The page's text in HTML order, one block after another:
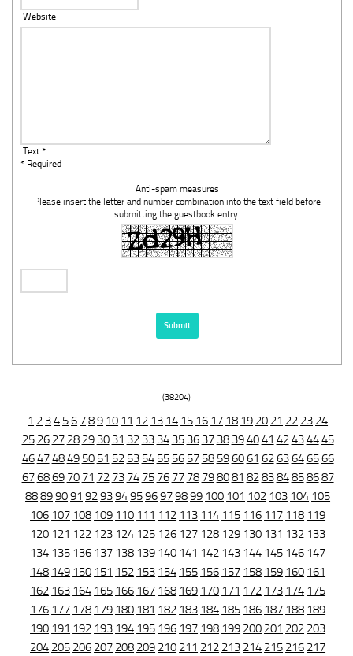
Website
Text *
* Required
Anti-spam measures
Please insert the letter and number combination into the text field before
submitting the guestbook entry.
(38204)
1 2 34 56 789 10 11 12 13 14 15 16 17 18 19 20 21 22 23 24
25 26 27 28 29 30 31 32 33 34 35 36 37 38 394041 42434445
46474849 50 51 52 53 54 55 56 57 58 596061 6263646566
676869 70 71 72 73 74 75 76 77 78 798081 828384858687
88899091 9293949596979899 100 101 102 103 104 105
106 107 108 109 110 111 112 113 114 115 116 117 118 119
120 121 122 123 124 125 126 127 128 129 130 131 132 133
134 135 136 137 138 139 140 141 142 143 144 145 146 147
148 149 150 151 152 153 154 155 156 157 158 159 160 161
162 163 164 165 166 167 168 169 170 171 172 173 174 175
176 177 178 179 180 181 182 183 184 185 186 187 188 189
190 191 192 193 194 195 196 197 198 199 200 201 202 203
204 205 206 207 208 209 210 211 212 213 214 215 216 217